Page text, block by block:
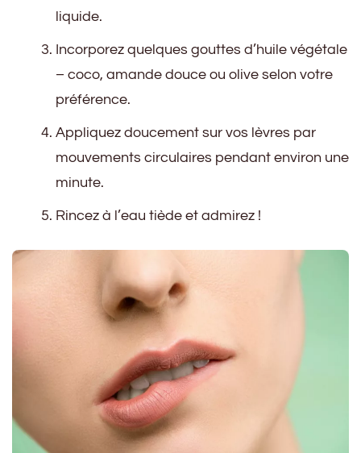
liquide.
Incorporez quelques gouttes d’huile végétale
– coco, amande douce ou olive selon votre
préférence.
Appliquez doucement sur vos lèvres par
mouvements circulaires pendant environ une
minute.
Rincez à l’eau tiède et admirez !